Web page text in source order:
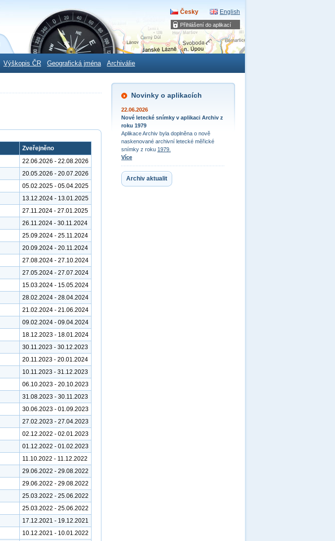
Přihlášení do aplikací
Česky English
Výškopis ČR Geografická jména Archiválie
Novinky o aplikacích
22.06.2026
Nové letecké snímky v aplikaci Archiv z
roku 1979
Aplikace Archiv byla doplněna o nově
naskenované archivní letecké měřické
snímky z roku 1979.
Více
Archiv aktualit
Zveřejněno
22.06.2026 - 22.08.2026
20.05.2026 - 20.07.2026
05.02.2025 - 05.04.2025
13.12.2024 - 13.01.2025
27.11.2024 - 27.01.2025
26.11.2024 - 30.11.2024
25.09.2024 - 25.11.2024
20.09.2024 - 20.11.2024
27.08.2024 - 27.10.2024
27.05.2024 - 27.07.2024
15.03.2024 - 15.05.2024
28.02.2024 - 28.04.2024
21.02.2024 - 21.06.2024
09.02.2024 - 09.04.2024
18.12.2023 - 18.01.2024
30.11.2023 - 30.12.2023
20.11.2023 - 20.01.2024
10.11.2023 - 31.12.2023
06.10.2023 - 20.10.2023
31.08.2023 - 30.11.2023
30.06.2023 - 01.09.2023
27.02.2023 - 27.04.2023
02.12.2022 - 02.01.2023
01.12.2022 - 01.02.2023
11.10.2022 - 11.12.2022
29.06.2022 - 29.08.2022
29.06.2022 - 29.08.2022
25.03.2022 - 25.06.2022
25.03.2022 - 25.06.2022
17.12.2021 - 19.12.2021
10.12.2021 - 10.01.2022